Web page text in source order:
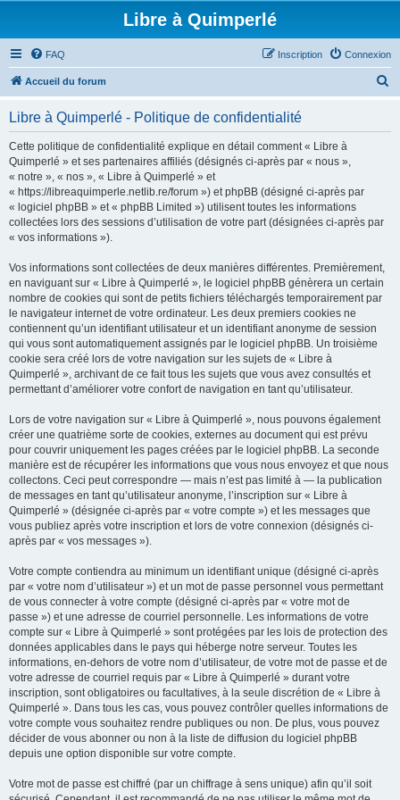
Libre à Quimperlé
FAQ Connexion
Inscription
Accueil du forum
Libre à Quimperlé - Politique de confidentialité
Cette politique de confidentialité explique en détail comment « Libre à
Quimperlé » et ses partenaires affiliés (désignés ci-après par « nous »,
« notre », « nos », « Libre à Quimperlé » et
« https://libreaquimperle.netlib.re/forum ») et phpBB (désigné ci-après par
« logiciel phpBB » et « phpBB Limited ») utilisent toutes les informations
collectées lors des sessions d’utilisation de votre part (désignées ci-après par
« vos informations »).
Vos informations sont collectées de deux manières différentes. Premièrement,
en naviguant sur « Libre à Quimperlé », le logiciel phpBB génèrera un certain
nombre de cookies qui sont de petits fichiers téléchargés temporairement par
le navigateur internet de votre ordinateur. Les deux premiers cookies ne
contiennent qu’un identifiant utilisateur et un identifiant anonyme de session
qui vous sont automatiquement assignés par le logiciel phpBB. Un troisième
cookie sera créé lors de votre navigation sur les sujets de « Libre à
Quimperlé », archivant de ce fait tous les sujets que vous avez consultés et
permettant d’améliorer votre confort de navigation en tant qu’utilisateur.
Lors de votre navigation sur « Libre à Quimperlé », nous pouvons également
créer une quatrième sorte de cookies, externes au document qui est prévu
pour couvrir uniquement les pages créées par le logiciel phpBB. La seconde
manière est de récupérer les informations que vous nous envoyez et que nous
collectons. Ceci peut correspondre — mais n’est pas limité à — la publication
de messages en tant qu’utilisateur anonyme, l’inscription sur « Libre à
Quimperlé » (désignée ci-après par « votre compte ») et les messages que
vous publiez après votre inscription et lors de votre connexion (désignés ci-
après par « vos messages »).
Votre compte contiendra au minimum un identifiant unique (désigné ci-après
par « votre nom d’utilisateur ») et un mot de passe personnel vous permettant
de vous connecter à votre compte (désigné ci-après par « votre mot de
passe ») et une adresse de courriel personnelle. Les informations de votre
compte sur « Libre à Quimperlé » sont protégées par les lois de protection des
données applicables dans le pays qui héberge notre serveur. Toutes les
informations, en-dehors de votre nom d’utilisateur, de votre mot de passe et de
votre adresse de courriel requis par « Libre à Quimperlé » durant votre
inscription, sont obligatoires ou facultatives, à la seule discrétion de « Libre à
Quimperlé ». Dans tous les cas, vous pouvez contrôler quelles informations de
votre compte vous souhaitez rendre publiques ou non. De plus, vous pouvez
décider de vous abonner ou non à la liste de diffusion du logiciel phpBB
depuis une option disponible sur votre compte.
Votre mot de passe est chiffré (par un chiffrage à sens unique) afin qu’il soit